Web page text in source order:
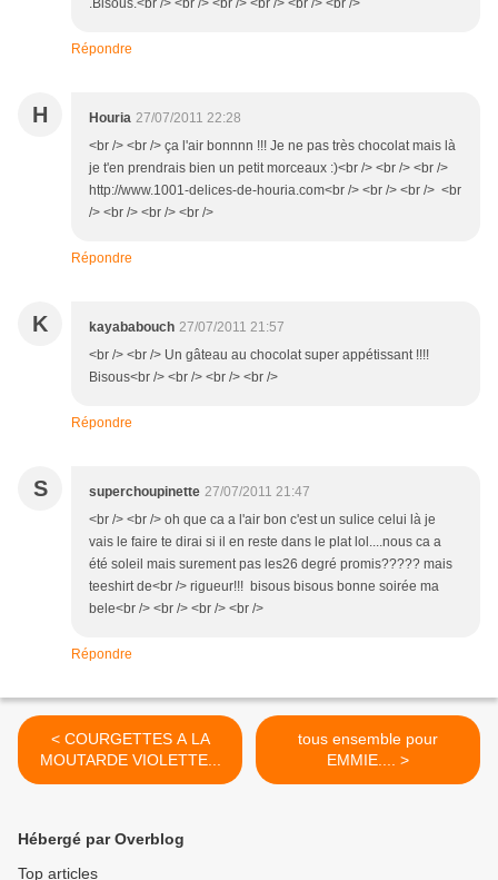
.Bisous.<br /> <br /> <br /> <br /> <br /> <br />
Répondre
H Houria 27/07/2011 22:28
<br /> <br /> ça l'air bonnnn !!! Je ne pas très chocolat mais là
je t'en prendrais bien un petit morceaux :)<br /> <br /> <br />
http://www.1001-delices-de-houria.com<br /> <br /> <br /> <br
/> <br /> <br /> <br />
Répondre
K kayababouch 27/07/2011 21:57
<br /> <br /> Un gâteau au chocolat super appétissant !!!!
Bisous<br /> <br /> <br /> <br />
Répondre
S superchoupinette 27/07/2011 21:47
<br /> <br /> oh que ca a l'air bon c'est un sulice celui là je
vais le faire te dirai si il en reste dans le plat lol....nous ca a
été soleil mais surement pas les26 degré promis????? mais
teeshirt de<br /> rigueur!!! bisous bisous bonne soirée ma
bele<br /> <br /> <br /> <br />
Répondre
< COURGETTES A LA
MOUTARDE VIOLETTE...
tous ensemble pour
EMMIE.... >
Hébergé par Overblog
Top articles